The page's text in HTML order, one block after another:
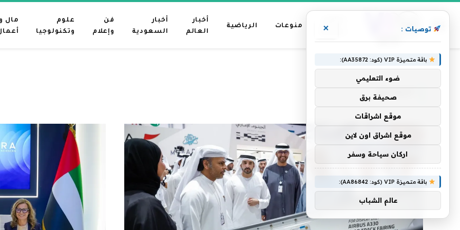
رئيسية
منوعات الرياضية
أخبار
العالم
أخبار
السعودية
فن
وإعلام
علوم
وتكنولوجيا
مال و
الرئيسية » التصنيع
التصنيع
توصيات : ×
باقة متميزة VIP (كود: AA35872):
ضوء التعليمي
صحيفة برق
موقع اشراقات
موقع اشراق اون لاين
اركان سياحة وسفر
باقة متميزة VIP (كود: AA86842):
عالم الشباب